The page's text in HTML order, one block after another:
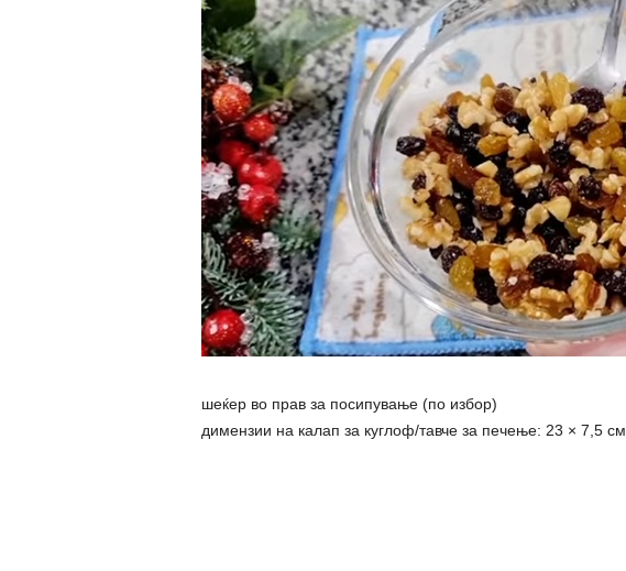
шеќер во прав за посипување (по избор)
димензии на калап за куглоф/тавче за печење: 23 × 7,5 см